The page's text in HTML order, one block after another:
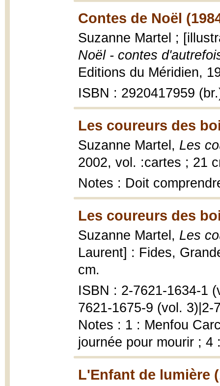
Contes de Noël
Suzanne Martel ;
Noël - contes
Editions du Méridien,
ISBN : 2920417959
Les coureurs des
Suzanne Martel, Les
2002, vol. :cartes ; 21
Notes : Doit
Les coureurs des
Suzanne Martel, Les
Laurent] : Fides,
cm.
ISBN : 2-7621-1634-1
7621-1675-9 (vol. 3)|2-
Notes : 1 : Menfou
journée pour mourir ; 4
L'Enfant de lumière